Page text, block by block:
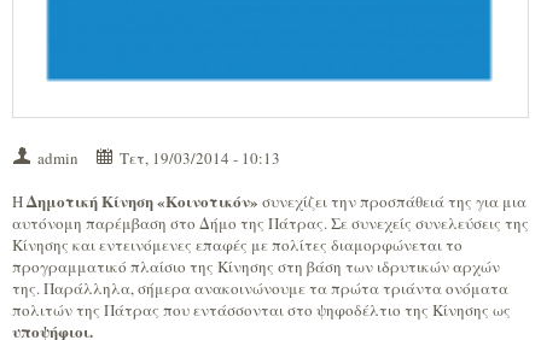
admin
Τετ, 19/03/2014 - 10:13
ΗΔημοτική Κίνηση «Κοινοτικόν» συνεχίζει την προσπάθειά της για μια
αυτόνομη παρέμβαση στο Δήμο της Πάτρας. Σε συνεχείς συνελεύσεις της
Κίνησης και εντεινόμενες επαφές με πολίτες διαμορφώνεται το
προγραμματικό πλαίσιο της Κίνησης στη βάση των ιδρυτικών αρχών
της. Παράλληλα, σήμερα ανακοινώνουμε τα πρώτα τριάντα ονόματα
πολιτών της Πάτρας που εντάσσονται στο ψηφοδέλτιο της Κίνησης ως
υποψήφιοι.